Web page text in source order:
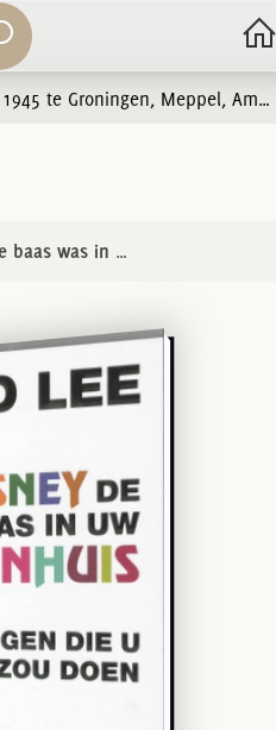
Zelfstandige boekhandel sinds 1945 te Groningen, Meppel, Amersfoort en Zwolle
Als disney de baas was in uw ziekenhuis